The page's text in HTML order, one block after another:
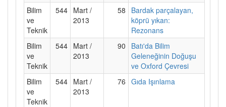
Bilim
ve
Teknik
544 Mart /
2013
58
Bardak parçalayan,
köprü yıkan:
Rezonans
Bilim
ve
Teknik
544 Mart /
2013
90
Batı'da Bilim
Geleneğinin Doğuşu
ve Oxford Çevresi
Bilim
ve
Teknik
544 Mart /
2013
76 Gıda Işınlama